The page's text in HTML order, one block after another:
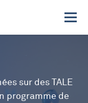
sur des TALE
programme de